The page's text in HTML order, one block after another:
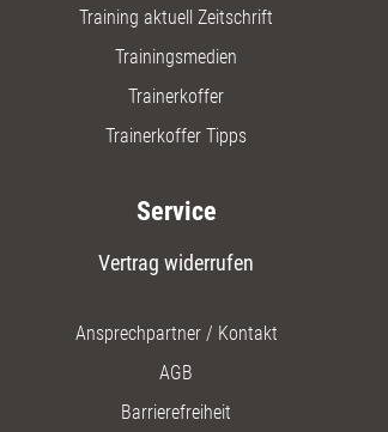
Training aktuell Zeitschrift
Trainingsmedien
Trainerkoffer
Trainerkoffer Tipps
Service
Vertrag widerrufen
Ansprechpartner / Kontakt
AGB
Barrierefreiheit